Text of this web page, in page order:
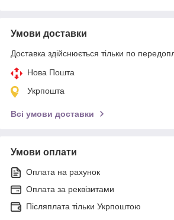
Умови доставки
Доставка здійснюється тільки по
Нова Пошта
Укрпошта
Всі умови доставки
Умови оплати
Оплата на рахунок
Оплата за реквізитами
Післяплата тільки Укрпоштою